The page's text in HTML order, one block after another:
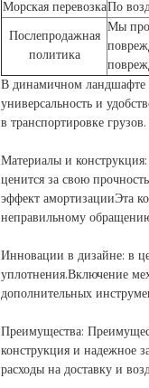
Морская перевозкаПо
Послепродажная
политика
Мы
В динамичном ландшафте
универсальность и
в транспортировке грузов.
Материалы и
ценится за свою
эффект амортизацииЭта
неправильному
Инновации в дизайне: в
уплотнения.Включение
дополнительных
Преимущества:
конструкция и надежное
расходы на доставку и